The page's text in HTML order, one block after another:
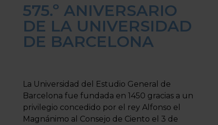
575.º ANIVERSARIO
DE LA UNIVERSIDAD
DE BARCELONA
La Universidad del Estudio General de
Barcelona fue fundada en 1450 gracias a un
privilegio concedido por el rey Alfonso el
Magnánimo al Consejo de Ciento el 3 de